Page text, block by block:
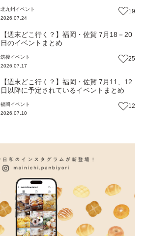
北九州 イベント
2026.07.24
19
【週末どこ行く？】福岡・佐賀 7月18－20
日のイベントまとめ
筑後イベント
2026.07.17
25
【週末どこ行く？】福岡・佐賀 7月11、12
日以降に予定されているイベントまとめ
福岡 イベント
2026.07.10
12